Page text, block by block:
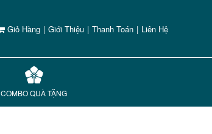
Giỏ Hàng | Giới Thiệu | Thanh Toán | Liên Hệ
COMBO QUÀ TẶNG